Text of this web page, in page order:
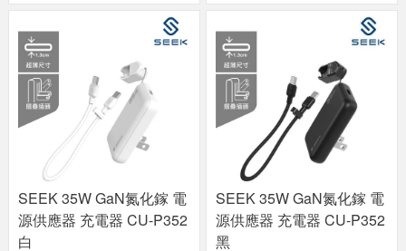
SEEK 35W GaN氮化鎵 電
源供應器 充電器 CU-P352
白
SEEK 35W GaN氮化鎵 電
源供應器 充電器 CU-P352
黑